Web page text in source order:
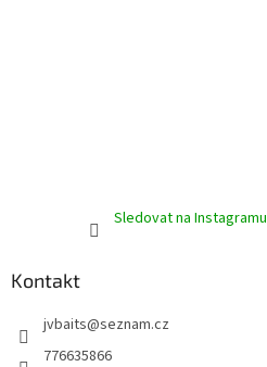
Sledovat na Instagramu
Kontakt
jvbaits@seznam.cz
776635866